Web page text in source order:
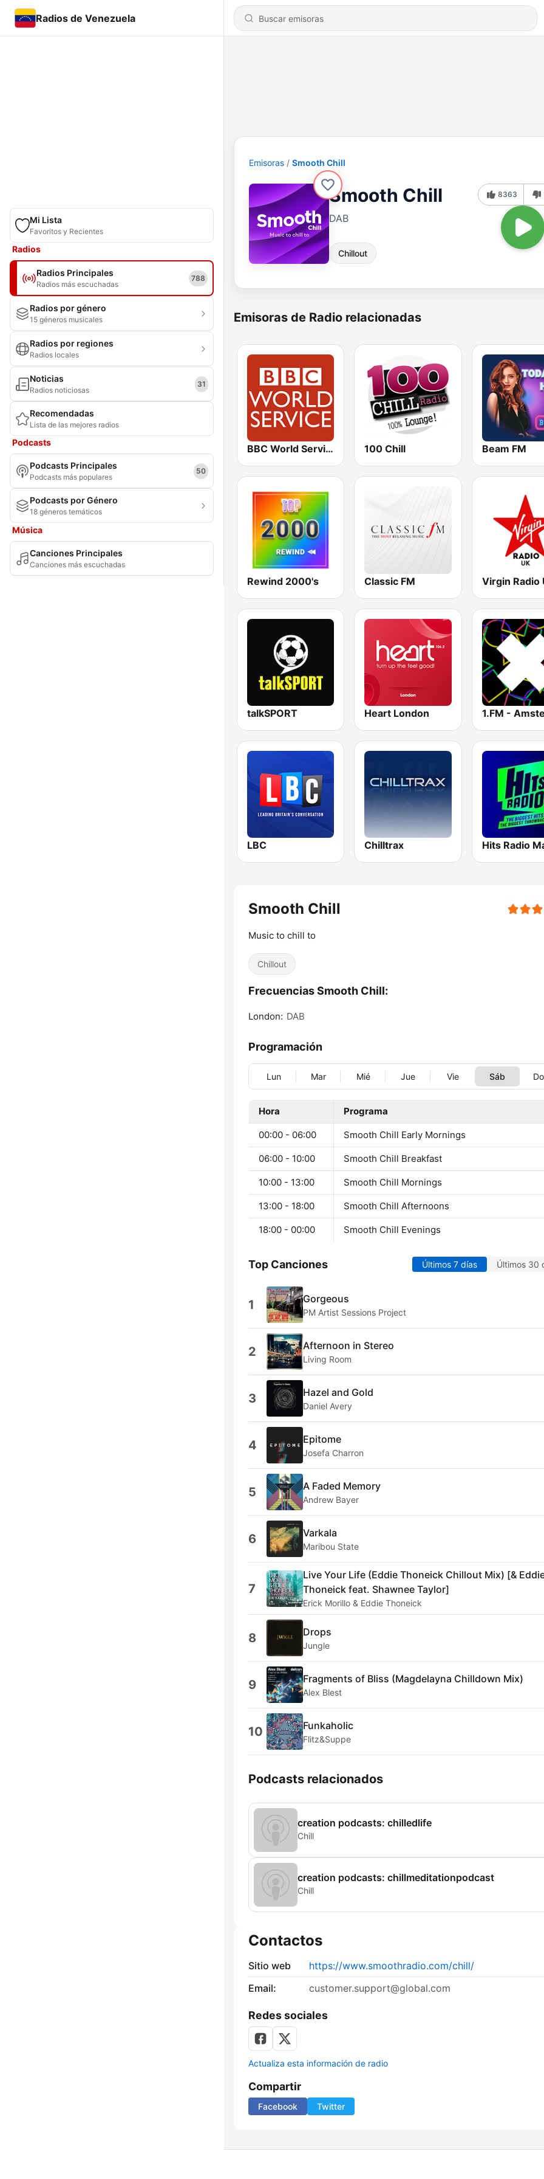
Radios de Venezuela
Mi Lista
Favoritos y Recientes
Radios
Radios Principales
Radios más escuchadas
788
Radios por género
15 géneros musicales
Radios por regiones
Radios locales
Noticias
Radios noticiosas
31
Recomendadas
Lista de las mejores radios
Podcasts
Podcasts Principales
Podcasts más populares
50
Podcasts por Género
18 géneros temáticos
Música
Canciones Principales
Canciones más escuchadas
Emisoras Smooth Chill
Smooth Chill
DAB
Chillout
8363
Emisoras de Radio relacionadas
BBC World Service 100 Chill Beam FM
Rewind 2000's Classic FM Virgin Radio
talkSPORT Heart London
LBC Chilltrax
Smooth Chill
Music to chill to
Chillout
Frecuencias Smooth Chill:
London: DAB
Programación
Lun Mar Mié Jue Vie Sáb
Hora Programa
00:00 - 06:00 Smooth Chill Early Mornings
06:00 - 10:00 Smooth Chill Breakfast
10:00 - 13:00 Smooth Chill Mornings
13:00 - 18:00 Smooth Chill Afternoons
18:00 - 00:00 Smooth Chill Evenings
Top Canciones Últimos 7 días Últimos 30
1 Gorgeous
PM Artist Sessions Project
2 Afternoon in Stereo
Living Room
3 Hazel and Gold
Daniel Avery
4 Epitome
Josefa Charron
5 A Faded Memory
Andrew Bayer
6 Varkala
Maribou State
7
Live Your Life (Eddie Thoneick Chillout Mix) [&
Thoneick feat. Shawnee Taylor]
Erick Morillo & Eddie Thoneick
8 Drops
Jungle
9 Fragments of Bliss (Magdelayna Chilldown Mix)
Alex Blest
10 Funkaholic
Flitz&Suppe
Podcasts relacionados
creation podcasts: chilledlife
Chill
creation podcasts: chillmeditationpodcast
Chill
Contactos
Sitio web
https://www.smoothradio.com/chill/
Email:
customer.support@global.com
Redes sociales
Actualiza esta información de radio
Compartir
Facebook Twitter